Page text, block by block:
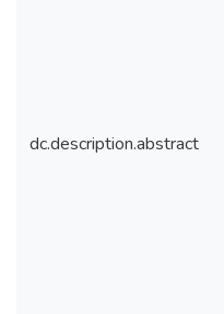
dc.description.abstract